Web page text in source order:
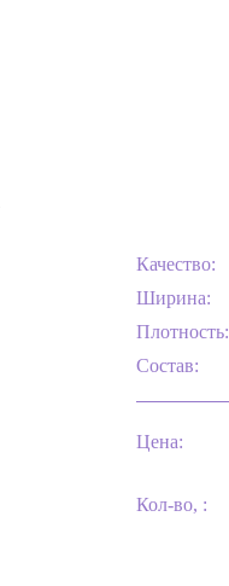
Качество:
Ширина:
Плотность:
Состав:
Цена:
Кол-во, :